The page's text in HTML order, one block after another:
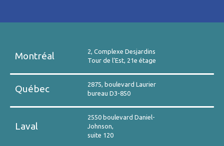
Montréal
2, Complexe Desjardins
Tour de l’Est, 21e étage
Québec
2875, boulevard Laurier
bureau D3-850
Laval
2550 boulevard Daniel-
Johnson,
suite 120